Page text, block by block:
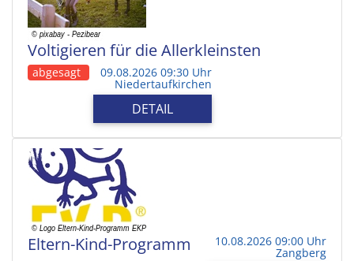
Voltigieren für die Allerkleinsten
abgesagt 09.08.2026 09:30 Uhr
Niedertaufkirchen
DETAIL
Eltern-Kind-Programm 10.08.2026 09:00 Uhr
Zangberg